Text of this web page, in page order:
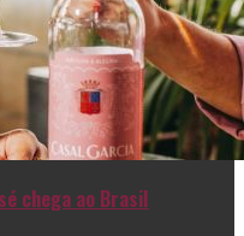
chega ao Brasil